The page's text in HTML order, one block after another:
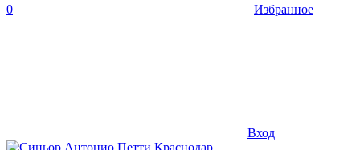
0 Избранное
Вход